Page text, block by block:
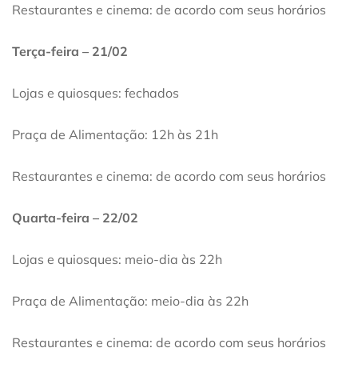
Restaurantes e cinema: de acordo com seus horários
Terça-feira – 21/02
Lojas e quiosques: fechados
Praça de Alimentação: 12h às 21h
Restaurantes e cinema: de acordo com seus horários
Quarta-feira – 22/02
Lojas e quiosques: meio-dia às 22h
Praça de Alimentação: meio-dia às 22h
Restaurantes e cinema: de acordo com seus horários